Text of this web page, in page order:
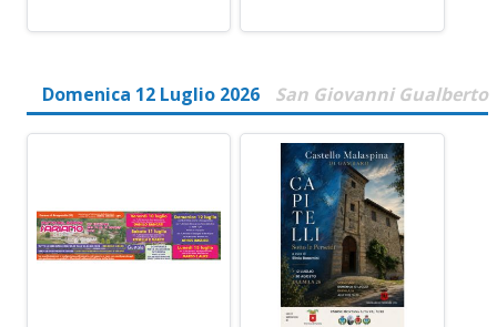
Domenica 12 Luglio 2026 San Giovanni Gualberto